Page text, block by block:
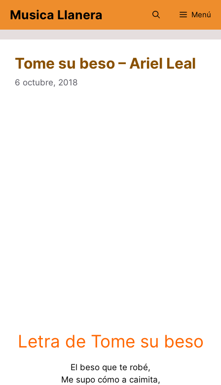
contenido
Musica Llanera Menú
Tome su beso – Ariel Leal
6 octubre, 2018
Letra de Tome su beso
El beso que te robé,
Me supo cómo a caimita,